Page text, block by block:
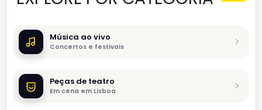
Música ao vivo
Concertos e festivais
Peças de teatro
Em cena em Lisboa